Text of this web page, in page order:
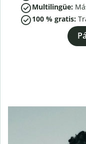
Multilingüe:
100 % gratis: